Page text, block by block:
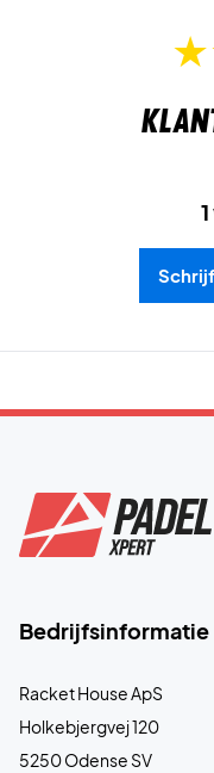
Bedrijfsinformatie
Racket House ApS
Holkebjergvej 120
5250 Odense SV